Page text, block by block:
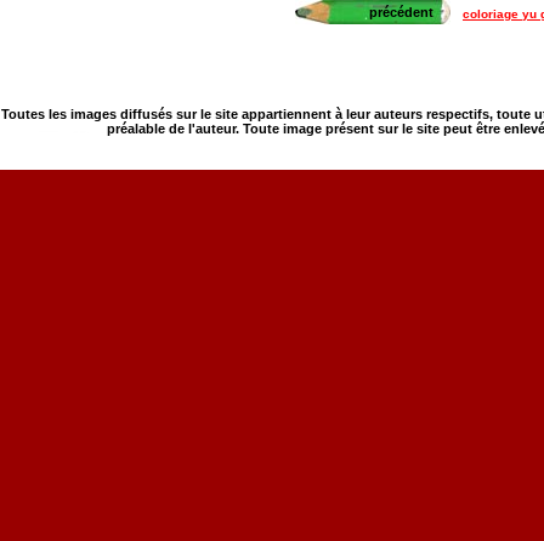
précédent coloriage yu
Toutes les images diffusés sur le site appartiennent à leur auteurs respectifs,
préalable de l'auteur. Toute image présent sur le site peut être